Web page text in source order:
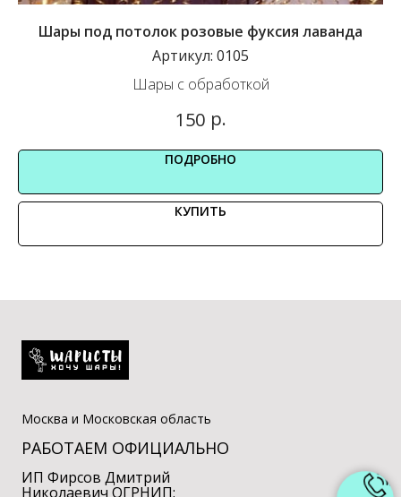
Шары под потолок розовые фуксия лаванда
Артикул: 0105
Шары с обработкой
150 р.
ПОДРОБНО
КУПИТЬ
Москва и Московская область
РАБОТАЕМ ОФИЦИАЛЬНО
ИП Фирсов Дмитрий
Николаевич ОГРНИП: